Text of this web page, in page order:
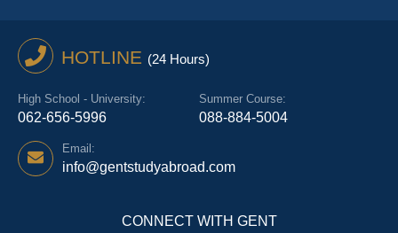
HOTLINE (24 Hours)
High School - University:
062-656-5996
Summer Course:
088-884-5004
Email:
info@gentstudyabroad.com
CONNECT WITH GENT